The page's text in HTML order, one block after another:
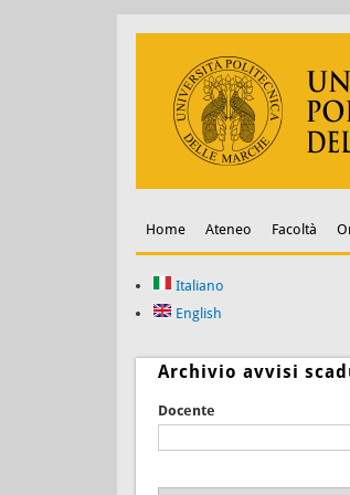
Home Ateneo Facoltà
Italiano
English
Archivio avvisi
Docente